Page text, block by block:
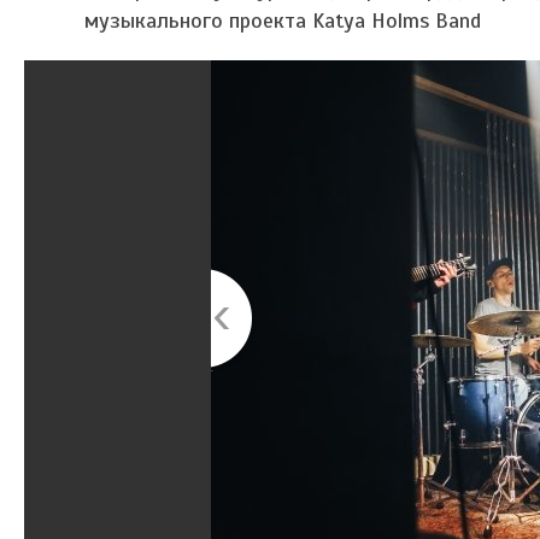
музыкального проекта Katya Holms Band